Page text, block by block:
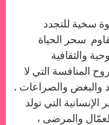
سخية للتجدد
سحر الحياة
والثقافية
المنافسة التي لا
والبغض والصراعات .
التي تولد
والمرضى ،